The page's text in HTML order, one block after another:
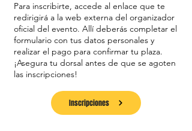
Para inscribirte, accede al enlace que te
redirigirá a la web externa del organizador
oficial del evento. Allí deberás completar el
formulario con tus datos personales y
realizar el pago para confirmar tu plaza.
¡Asegura tu dorsal antes de que se agoten
las inscripciones!
Inscripciones